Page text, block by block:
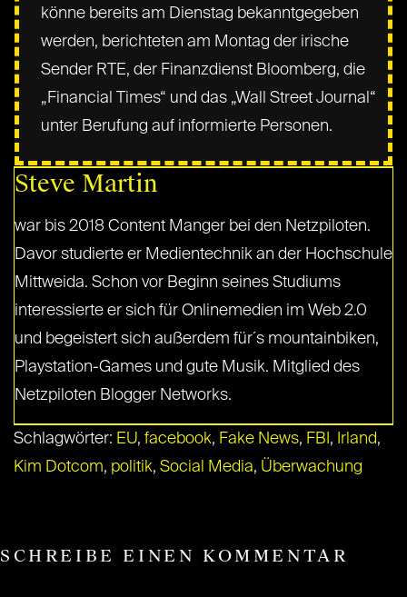
könne bereits am Dienstag bekanntgegeben
werden, berichteten am Montag der irische
Sender RTE, der Finanzdienst Bloomberg, die
„Financial Times“ und das „Wall Street Journal“
unter Berufung auf informierte Personen.
Steve Martin
war bis 2018 Content Manger bei den Netzpiloten.
Davor studierte er Medientechnik an der Hochschule
Mittweida. Schon vor Beginn seines Studiums
interessierte er sich für Onlinemedien im Web 2.0
und begeistert sich außerdem für´s mountainbiken,
Playstation-Games und gute Musik. Mitglied des
Netzpiloten Blogger Networks.
Schlagwörter: EU, facebook, Fake News, FBI , Irland,
Kim Dotcom, politik, Social Media, Überwachung
SCHREIBE EINEN KOMMENTAR